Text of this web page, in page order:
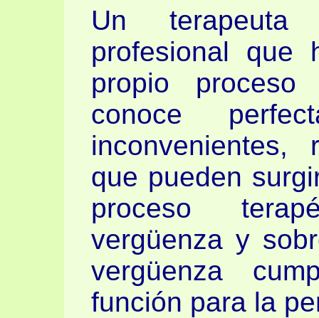
Un
profesional
propio
conoce
inconvenientes,
que pueden
proceso
vergüenza y
vergüenza
función para la